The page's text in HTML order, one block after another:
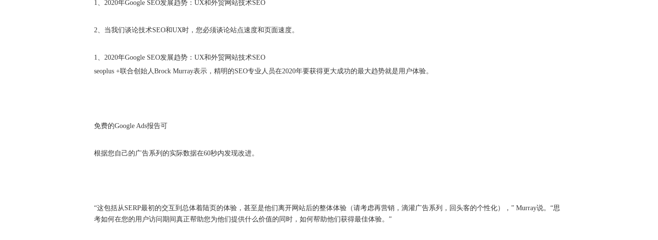
1、2020年Google SEO发展趋势：UX和外贸网站技术SEO
2、当我们谈论技术SEO和UX时，您必须谈论站点速度和页面速度。
1、2020年Google SEO发展趋势：UX和外贸网站技术SEO
seoplus +联合创始人Brock Murray表示，精明的SEO专业人员在2020年要获得更大成功的最大趋势就是用户体验。
免费的Google Ads报告可
根据您自己的广告系列的实际数据在60秒内发现改进。
“这包括从SERP最初的交互到总体着陆页的体验，甚至是他们离开网站后的整体体验（请考虑再营销，滴灌广告系列，回头客的个性化），” Murray说。“思
考如何在您的用户访问期间真正帮助您为他们提供什么价值的同时，如何帮助他们获得最佳体验。”